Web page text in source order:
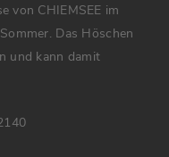
von CHIEMSEE im
Das Höschen
und kann damit